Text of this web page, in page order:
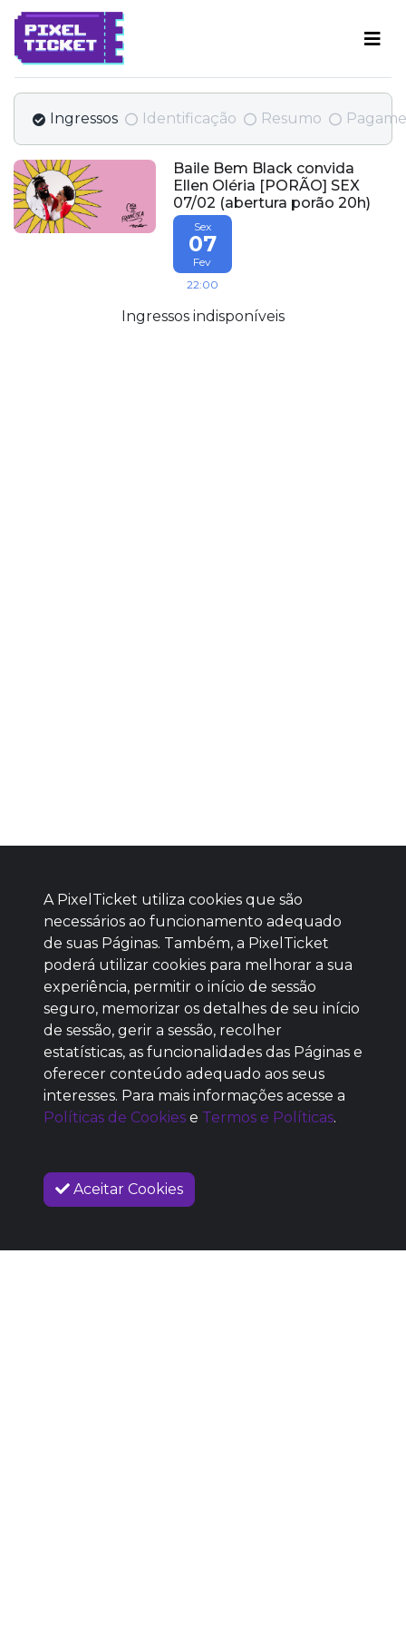
Ingressos Identificação Resumo
Baile Bem Black convida
Ellen Oléria [PORÃO] SEX
07/02 (abertura porão 20h)
Sex
07
Fev
22:00
Ingressos indisponíveis
Baixe agora nosso app
SEM REPUTAÇÃO
DEFINIDA
A PixelTicket utiliza cookies que são
necessários ao funcionamento adequado
de suas Páginas. Também, a PixelTicket
poderá utilizar cookies para melhorar a sua
experiência, permitir o início de sessão
seguro, memorizar os detalhes de seu início
de sessão, gerir a sessão, recolher
estatísticas, as funcionalidades das Páginas e
oferecer conteúdo adequado aos seus
interesses. Para mais informações acesse a
Políticas de Cookies e Termos e Políticas.
Aceitar Cookies